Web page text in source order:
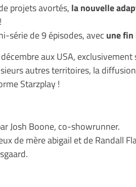
projets avortés, la nouvelle
série de 9 épisodes, avec une
aux USA, exclusivement
autres territoires, la
Starzplay !
Josh Boone, co-showrunner.
de mère abigail et de Randall